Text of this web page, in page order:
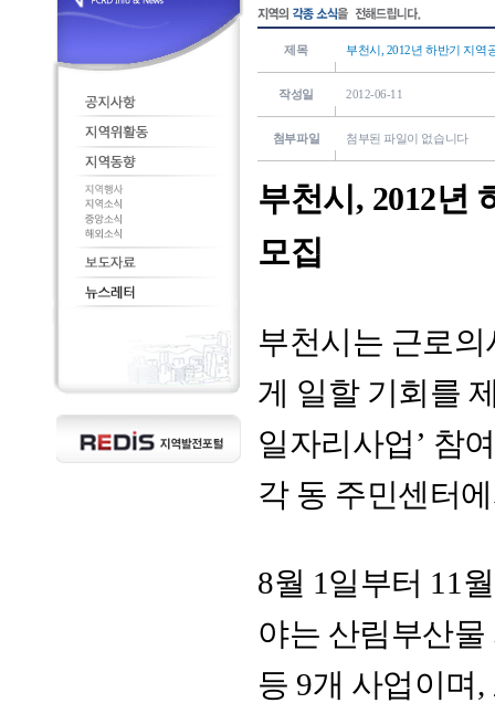
제목 부천시, 2012년 하반기 지역
작성일 2012-06-11
첨부파일 첨부된 파일이 없습니다
부천시, 2012년
모집
부천시는 근로
게 일할 기회를
일자리사업’ 참
각 동 주민센터
8월 1일부터 11
야는 산림부산
등 9개 사업이며